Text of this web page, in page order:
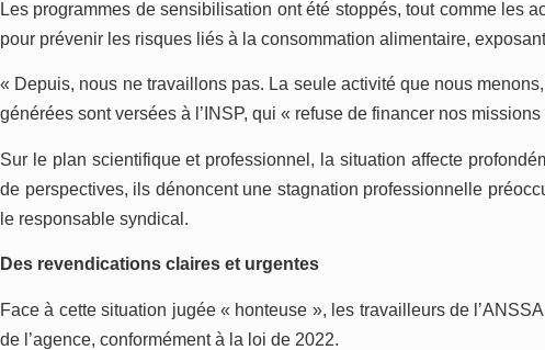
Les programmes de sensibilisation ont été stoppés, tout comme les
pour prévenir les risques liés à la consommation alimentaire,
« Depuis, nous ne travaillons pas. La seule activité que nous
générées sont versées à l’INSP, qui « refuse de financer nos missions
Sur le plan scientifique et professionnel, la situation affecte
de perspectives, ils dénoncent une stagnation professionnelle
le responsable syndical.
Des revendications claires et urgentes
Face à cette situation jugée « honteuse », les travailleurs de
de l’agence, conformément à la loi de 2022.